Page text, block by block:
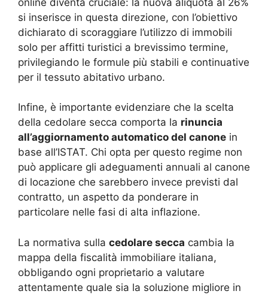
si inserisce in questa direzione, con l’obiettivo
dichiarato di scoraggiare l’utilizzo di immobili
solo per affitti turistici a brevissimo termine,
privilegiando le formule più stabili e continuative
per il tessuto abitativo urbano.
Infine, è importante evidenziare che la scelta
della cedolare secca comporta la rinuncia
all’aggiornamento automatico del canone in
base all’ISTAT. Chi opta per questo regime non
può applicare gli adeguamenti annuali al canone
di locazione che sarebbero invece previsti dal
contratto, un aspetto da ponderare in
particolare nelle fasi di alta inflazione.
La normativa sulla cedolare secca cambia la
mappa della fiscalità immobiliare italiana,
obbligando ogni proprietario a valutare
attentamente quale sia la soluzione migliore in